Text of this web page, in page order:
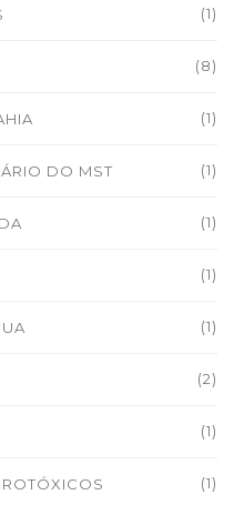
(1)
(8)
(1)
DO MST (1)
(1)
(1)
(1)
(2)
(1)
(1)